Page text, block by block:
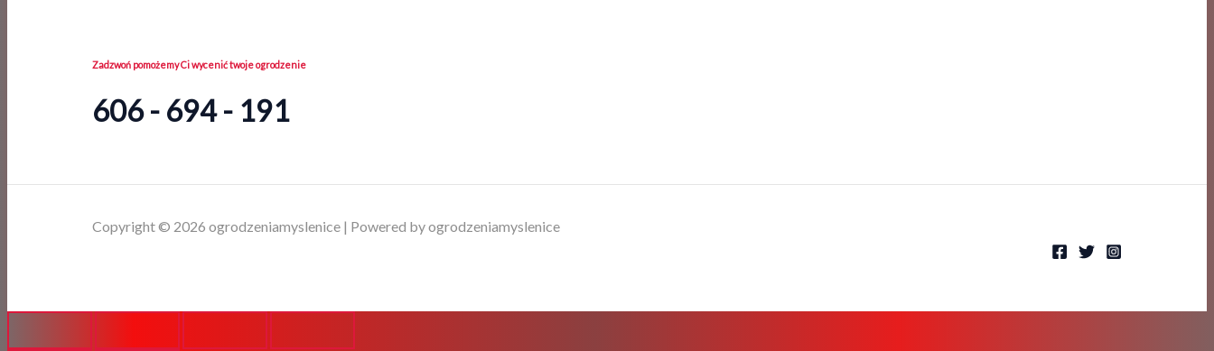
Zadzwoń pomożemy Ci wycenić twoje ogrodzenie
606 - 694 - 191
Copyright © 2026 ogrodzeniamyslenice | Powered by ogrodzeniamyslenice